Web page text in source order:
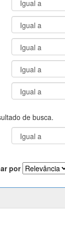
de busca.
por